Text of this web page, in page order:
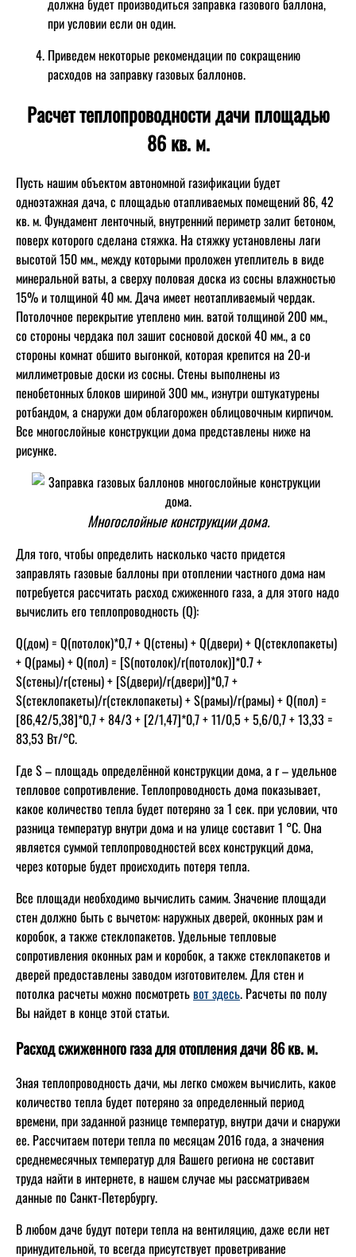
должна будет производиться заправка газового баллона,
при условии если он один.
Приведем некоторые рекомендации по сокращению
расходов на заправку газовых баллонов.
Расчет теплопроводности дачи площадью
86 кв. м.
Пусть нашим объектом автономной газификации будет
одноэтажная дача, с площадью отапливаемых помещений 86, 42
кв. м. Фундамент ленточный, внутренний периметр залит бетоном,
поверх которого сделана стяжка. На стяжку установлены лаги
высотой 150 мм., между которыми проложен утеплитель в виде
минеральной ваты, а сверху половая доска из сосны влажностью
15% и толщиной 40 мм. Дача имеет неотапливаемый чердак.
Потолочное перекрытие утеплено мин. ватой толщиной 200 мм.,
со стороны чердака пол зашит сосновой доской 40 мм., а со
стороны комнат обшито выгонкой, которая крепится на 20-и
миллиметровые доски из сосны. Стены выполнены из
пенобетонных блоков шириной 300 мм., изнутри оштукатурены
ротбандом, а снаружи дом облагорожен облицовочным кирпичом.
Все многослойные конструкции дома представлены ниже на
рисунке.
Многослойные конструкции дома.
Для того, чтобы определить насколько часто придется
заправлять газовые баллоны при отоплении частного дома нам
потребуется рассчитать расход сжиженного газа, а для этого надо
вычислить его теплопроводность (Q):
Q(дом) = Q(потолок)*0,7 + Q(стены) + Q(двери) + Q(стеклопакеты)
+ Q(рамы) + Q(пол) = [S(потолок)/r(потолок)]*0.7 +
S(стены)/r(стены) + [S(двери)/r(двери)]*0,7 +
S(стеклопакеты)/r(стеклопакеты) + S(рамы)/r(рамы) + Q(пол) =
[86,42/5,38]*0,7 + 84/3 + [2/1,47]*0,7 + 11/0,5 + 5,6/0,7 + 13,33 =
83,53 Вт/°C.
Где S – площадь определённой конструкции дома, а r – удельное
тепловое сопротивление. Теплопроводность дома показывает,
какое количество тепла будет потеряно за 1 сек. при условии, что
разница температур внутри дома и на улице составит 1 °C. Она
является суммой теплопроводностей всех конструкций дома,
через которые будет происходить потеря тепла.
Все площади необходимо вычислить самим. Значение площади
стен должно быть с вычетом: наружных дверей, оконных рам и
коробок, а также стеклопакетов. Удельные тепловые
сопротивления оконных рам и коробок, а также стеклопакетов и
дверей предоставлены заводом изготовителем. Для стен и
потолка расчеты можно посмотретьвот здесь. Расчеты по полу
Вы найдет в конце этой статьи.
Расход сжиженного газа для отопления дачи 86 кв. м.
Зная теплопроводность дачи, мы легко сможем вычислить, какое
количество тепла будет потеряно за определенный период
времени, при заданной разнице температур, внутри дачи и снаружи
ее. Рассчитаем потери тепла по месяцам 2016 года, а значения
среднемесячных температур для Вашего региона не составит
труда найти в интернете, в нашем случае мы рассматриваем
данные по Санкт-Петербургу.
В любом даче будут потери тепла на вентиляцию, даже если нет
принудительной, то всегда присутствует проветривание